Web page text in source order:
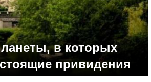
в которых
привидения